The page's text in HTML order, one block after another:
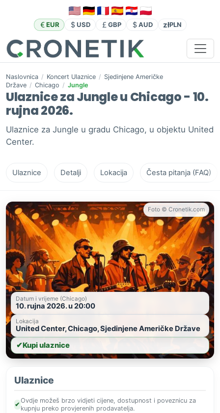
EUR USD GBP AUD złPLN
Naslovnica / Koncert Ulaznice / Sjedinjene Američke
Države / Chicago / Jungle
Ulaznice za Jungle u Chicago - 10.
rujna 2026.
Ulaznice za Jungle u gradu Chicago, u objektu United
Center.
Ulaznice Detalji Lokacija Česta pitanja (FAQ)
Foto © Cronetik.com
Datum i vrijeme (Chicago)
10. rujna 2026. u 20:00
Lokacija
United Center, Chicago, Sjedinjene Američke Države
✔Kupi ulaznice
Ulaznice
✔
Ovdje možeš brzo vidjeti cijene, dostupnost i poveznicu za
kupnju preko provjerenih prodavatelja.